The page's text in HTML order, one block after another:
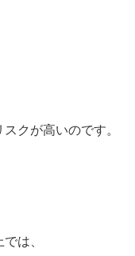
クが高いのです。
は、